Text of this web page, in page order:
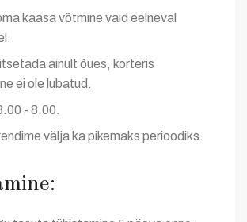
kaasa võtmine vaid eelneval
ainult õues, korteris
ei ole lubatud.
- 8.00.
välja ka pikemaks perioodiks.